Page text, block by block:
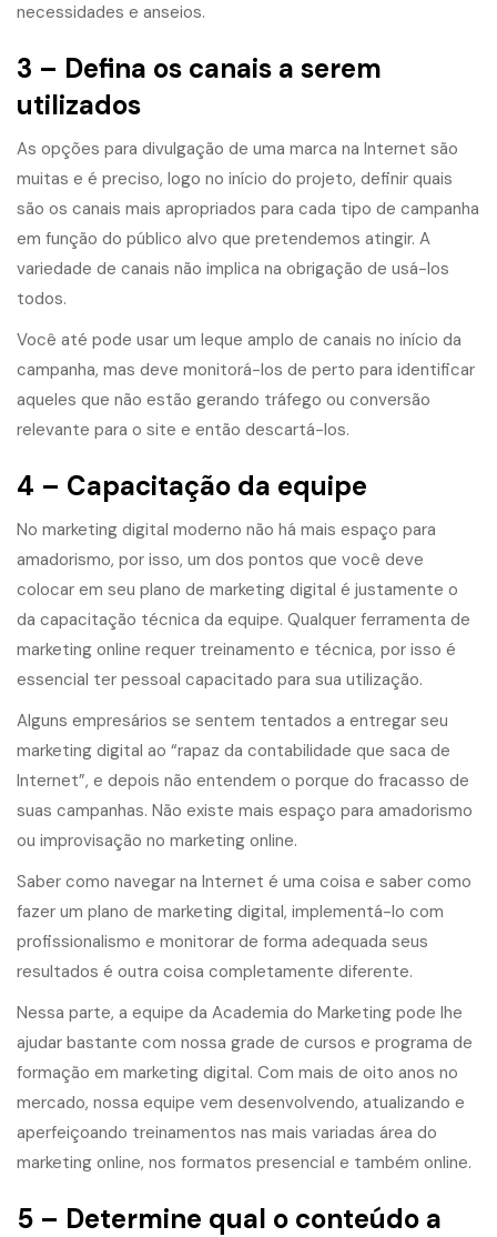
necessidades e anseios.
3 – Defina os canais a serem
utilizados
As opções para divulgação de uma marca na Internet são
muitas e é preciso, logo no início do projeto, definir quais
são os canais mais apropriados para cada tipo de campanha
em função do público alvo que pretendemos atingir. A
variedade de canais não implica na obrigação de usá-los
todos.
Você até pode usar um leque amplo de canais no início da
campanha, mas deve monitorá-los de perto para identificar
aqueles que não estão gerando tráfego ou conversão
relevante para o site e então descartá-los.
4 – Capacitação da equipe
No marketing digital moderno não há mais espaço para
amadorismo, por isso, um dos pontos que você deve
colocar em seu plano de marketing digital é justamente o
da capacitação técnica da equipe. Qualquer ferramenta de
marketing online requer treinamento e técnica, por isso é
essencial ter pessoal capacitado para sua utilização.
Alguns empresários se sentem tentados a entregar seu
marketing digital ao “rapaz da contabilidade que saca de
Internet”, e depois não entendem o porque do fracasso de
suas campanhas. Não existe mais espaço para amadorismo
ou improvisação no marketing online.
Saber como navegar na Internet é uma coisa e saber como
fazer um plano de marketing digital, implementá-lo com
profissionalismo e monitorar de forma adequada seus
resultados é outra coisa completamente diferente.
Nessa parte, a equipe da Academia do Marketing pode lhe
ajudar bastante com nossa grade de cursos e programa de
formação em marketing digital. Com mais de oito anos no
mercado, nossa equipe vem desenvolvendo, atualizando e
aperfeiçoando treinamentos nas mais variadas área do
marketing online, nos formatos presencial e também online.
5 – Determine qual o conteúdo a